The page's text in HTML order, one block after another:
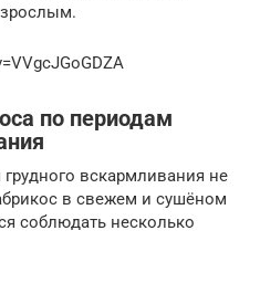
по периодам
вскармливания не
в свежем и сушёном
соблюдать несколько